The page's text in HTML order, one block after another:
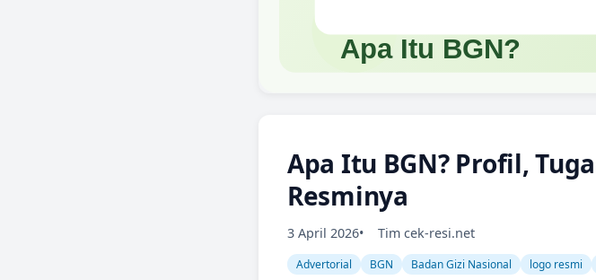
Apa Itu BGN? Profil,
Resminya
3 April 2026 Tim cek-resi.net
Advertorial BGN Badan Gizi Nasional logo resmi